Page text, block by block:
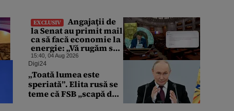
EXCLUSIV
Angajaţii de
la Senat au primit mail
ca să facă economie la
energie: „Vă rugăm să
opriţi aparatele de aer
condiţionat la
sfârşitul programului”
15:40, 04 Aug 2026
Digi24
„Toată lumea este
speriată”. Elita rusă se
teme că FSB „scapă de